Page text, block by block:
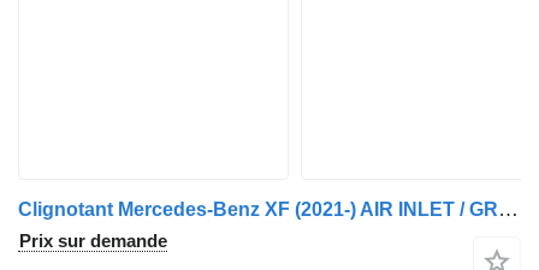
Clignotant Mercedes-Benz XF (2021-) AIR INLET / GRILLE TRIM pour camion DAF ATEGO MP4 12T (2013-)
Prix sur demande